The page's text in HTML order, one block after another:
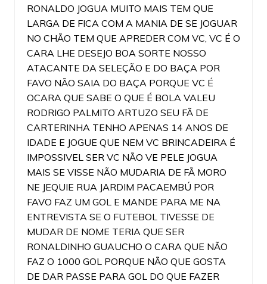
RONALDO JOGUA MUITO MAIS TEM QUE
LARGA DE FICA COM A MANIA DE SE JOGUAR
NO CHÃO TEM QUE APREDER COM VC, VC É O
CARA LHE DESEJO BOA SORTE NOSSO
ATACANTE DA SELEÇÃO E DO BAÇA POR
FAVO NÃO SAIA DO BAÇA PORQUE VC É
OCARA QUE SABE O QUE É BOLA VALEU
RODRIGO PALMITO ARTUZO SEU FÃ DE
CARTERINHA TENHO APENAS 14 ANOS DE
IDADE E JOGUE QUE NEM VC BRINCADEIRA É
IMPOSSIVEL SER VC NÃO VE PELE JOGUA
MAIS SE VISSE NÃO MUDARIA DE FÃ MORO
NE JEQUIE RUA JARDIM PACAEMBÚ POR
FAVO FAZ UM GOL E MANDE PARA ME NA
ENTREVISTA SE O FUTEBOL TIVESSE DE
MUDAR DE NOME TERIA QUE SER
RONALDINHO GUAUCHO O CARA QUE NÃO
FAZ O 1000 GOL PORQUE NÃO QUE GOSTA
DE DAR PASSE PARA GOL DO QUE FAZER